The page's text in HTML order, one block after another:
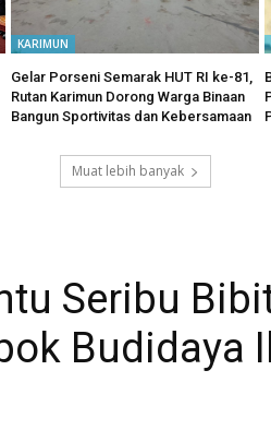
KARIMUN
Gelar Porseni Semarak HUT RI ke-81,
Rutan Karimun Dorong Warga Binaan
Bangun Sportivitas dan Kebersamaan
Muat lebih banyak
Seribu
Budidaya